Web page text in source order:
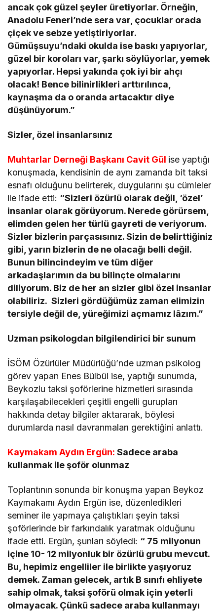
ancak çok güzel şeyler üretiyorlar. Örneğin,
Anadolu Feneri’nde sera var, çocuklar orada
çiçek ve sebze yetiştiriyorlar.
Gümüşsuyu’ndaki okulda ise baskı yapıyorlar,
güzel bir koroları var, şarkı söylüyorlar, yemek
yapıyorlar. Hepsi yakında çok iyi bir ahçı
olacak! Bence bilinirlikleri arttırılınca,
kaynaşma da o oranda artacaktır diye
düşünüyorum.”
Sizler, özel insanlarsınız
Muhtarlar Derneği Başkanı Cavit Gül ise yaptığı
konuşmada, kendisinin de aynı zamanda bit taksi
esnafı olduğunu belirterek, duygularını şu cümleler
ile ifade etti: “Sizleri özürlü olarak değil, ‘özel’
insanlar olarak görüyorum. Nerede görürsem,
elimden gelen her türlü gayreti de veriyorum.
Sizler bizlerin parçasısınız. Sizin de belirttiğiniz
gibi, yarın bizlerin de ne olacağı belli değil.
Bunun bilincindeyim ve tüm diğer
arkadaşlarımın da bu bilinçte olmalarını
diliyorum. Biz de her an sizler gibi özel insanlar
olabiliriz. Sizleri gördüğümüz zaman elimizin
tersiyle değil de, yüreğimizi açmamız lâzım.”
Uzman psikologdan bilgilendirici bir sunum
İSÖM Özürlüler Müdürlüğü’nde uzman psikolog
görev yapan Enes Bülbül ise, yaptığı sunumda,
Beykozlu taksi şoförlerine hizmetleri sırasında
karşılaşabilecekleri çeşitli engelli gurupları
hakkında detay bilgiler aktararak, böylesi
durumlarda nasıl davranmaları gerektiğini anlattı.
Kaymakam Aydın Ergün: Sadece araba
kullanmak ile şoför olunmaz
Toplantının sonunda bir konuşma yapan Beykoz
Kaymakamı Aydın Ergün ise, düzenledikleri
seminer ile yapmaya çalıştıkları şeyin taksi
şoförlerinde bir farkındalık yaratmak olduğunu
ifade etti. Ergün, şunları söyledi: “ 75 milyonun
içine 10- 12 milyonluk bir özürlü grubu mevcut.
Bu, hepimiz engelliler ile birlikte yaşıyoruz
demek. Zaman gelecek, artık B sınıfı ehliyete
sahip olmak, taksi şoförü olmak için yeterli
olmayacak. Çünkü sadece araba kullanmayı